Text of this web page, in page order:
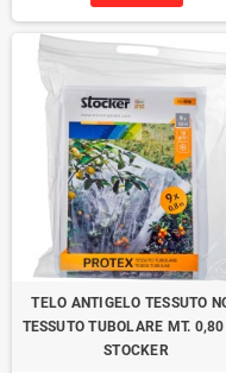
TELO ANTIGELO TESSUTO
TESSUTO TUBOLARE MT.
STOCKER